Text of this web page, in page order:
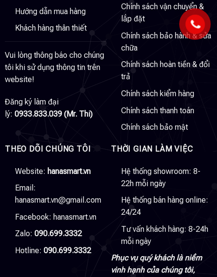
Hướng dẫn mua hàng
Khách hàng thân thiết
Vui lòng thông báo cho chúng
tôi khi sử dụng thông tin trên
website!
Đăng ký làm đại
lý: 0933.833.039 (Mr. Thi)
Chính sách vận chuyển &
lắp đặt
Chính sách bảo hành & sửa
chữa
Chính sách hoàn tiền & đổi
trả
Chính sách kiểm hàng
Chính sách thanh toán
Chính sách bảo mật
THEO DÕI CHÚNG TÔI
Website: hanasmart.vn
Email:
hanasmart.vn@gmail.com
Facebook: hanasmart.vn
Zalo: 090.699.3332
Hotline: 090.699.3332
THỜI GIAN LÀM VIỆC
Hệ thống showroom: 8-
22h mỗi ngày
Hệ thống bán hàng online:
24/24
Tư vấn khách hàng: 8-24h
mỗi ngày
Phục vụ quý khách là niềm
vinh hạnh của chúng tôi,